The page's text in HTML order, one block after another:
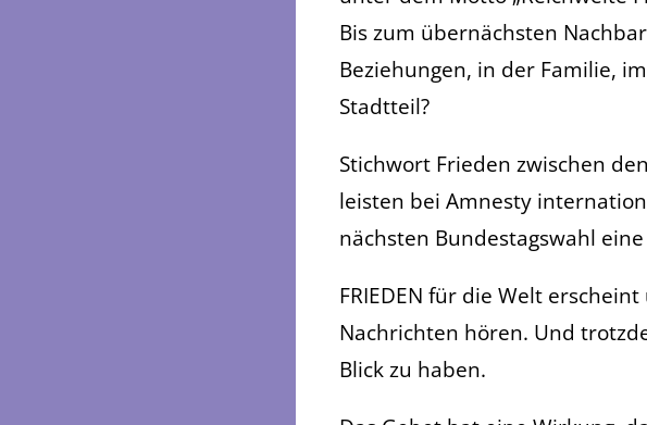
Bis zum übernächsten
Beziehungen, in der Familie,
Stadtteil?
Stichwort Frieden zwischen
leisten bei Amnesty
nächsten Bundestagswahl
FRIEDEN für die Welt
Nachrichten hören. Und
Blick zu haben.